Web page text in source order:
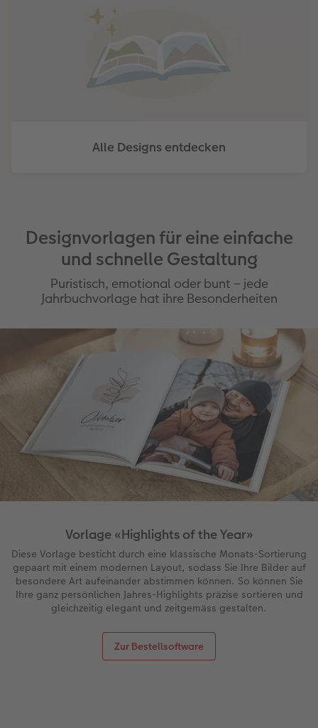
Alle Designs entdecken
Designvorlagen für eine einfache
und schnelle Gestaltung
Puristisch, emotional oder bunt – jede
Jahrbuchvorlage hat ihre Besonderheiten
Vorlage «Highlights of the Year»
Diese Vorlage besticht durch eine klassische Monats-Sortierung
gepaart mit einem modernen Layout, sodass Sie Ihre Bilder auf
besondere Art aufeinander abstimmen können. So können Sie
Ihre ganz persönlichen Jahres-Highlights präzise sortieren und
gleichzeitig elegant und zeitgemäss gestalten.
Zur Bestellsoftware